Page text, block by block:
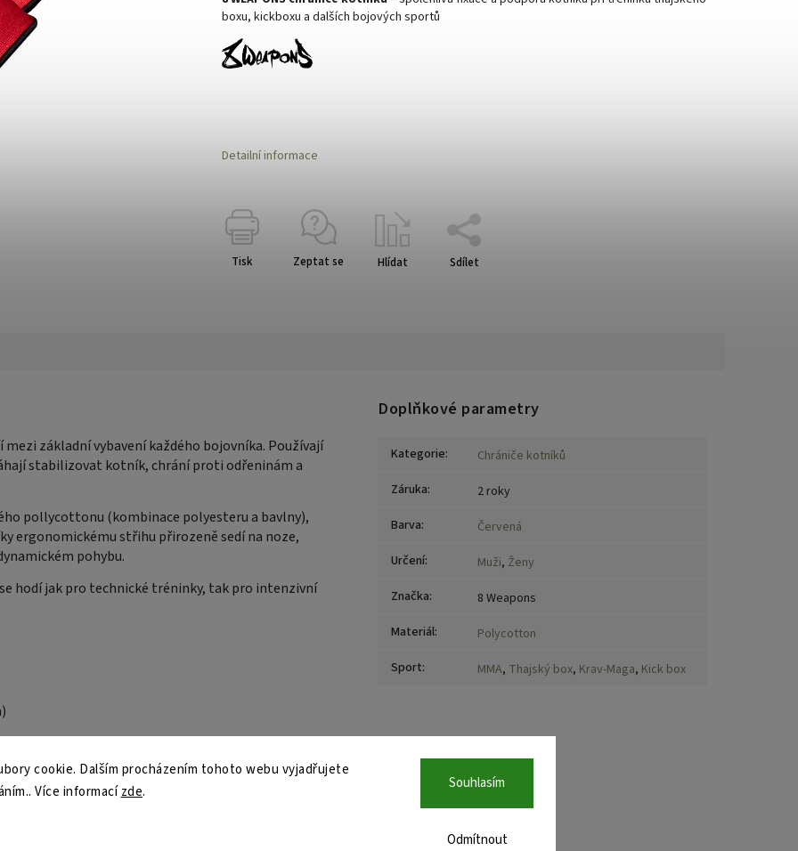
cookie. Dalším procházením tohoto webu vyjadřujete
Více informacízde.
Odmítnout
Souhlasím
boxu, kickboxu a dalších bojových sportů
Detailní informace
Tisk Zeptat se Hlídat Sdílet
základní vybavení každého bojovníka. Používají
stabilizovat kotník, chrání proti odřeninám a
pollycottonu (kombinace polyesteru a bavlny),
ergonomickému střihu přirozeně sedí na noze,
pohybu.
hodí jak pro technické tréninky, tak pro intenzivní
Doplňkové parametry
Kategorie:
Chrániče kotníků
Záruka:
2 roky
Barva:
Červená
Určení: Muži, Ženy
Značka:
8 Weapons
Materiál:
Polycotton
Sport: MMA, Thajský box, Krav-Maga, Kick box